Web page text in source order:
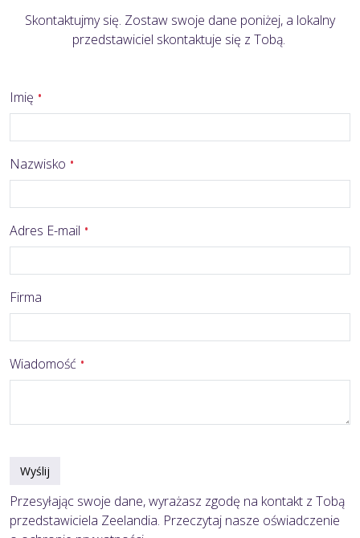
Skontaktujmy się. Zostaw swoje dane poniżej, a lokalny
przedstawiciel skontaktuje się z Tobą.
Imię
Nazwisko
Adres E-mail
Firma
Wiadomość
Wyślij
Przesyłając swoje dane, wyrażasz zgodę na kontakt z Tobą
przedstawiciela Zeelandia. Przeczytaj nasze oświadczenie